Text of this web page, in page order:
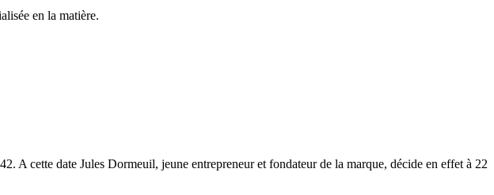
en la matière.
A cette date Jules Dormeuil, jeune entrepreneur et fondateur de la marque, décide en effet à 22